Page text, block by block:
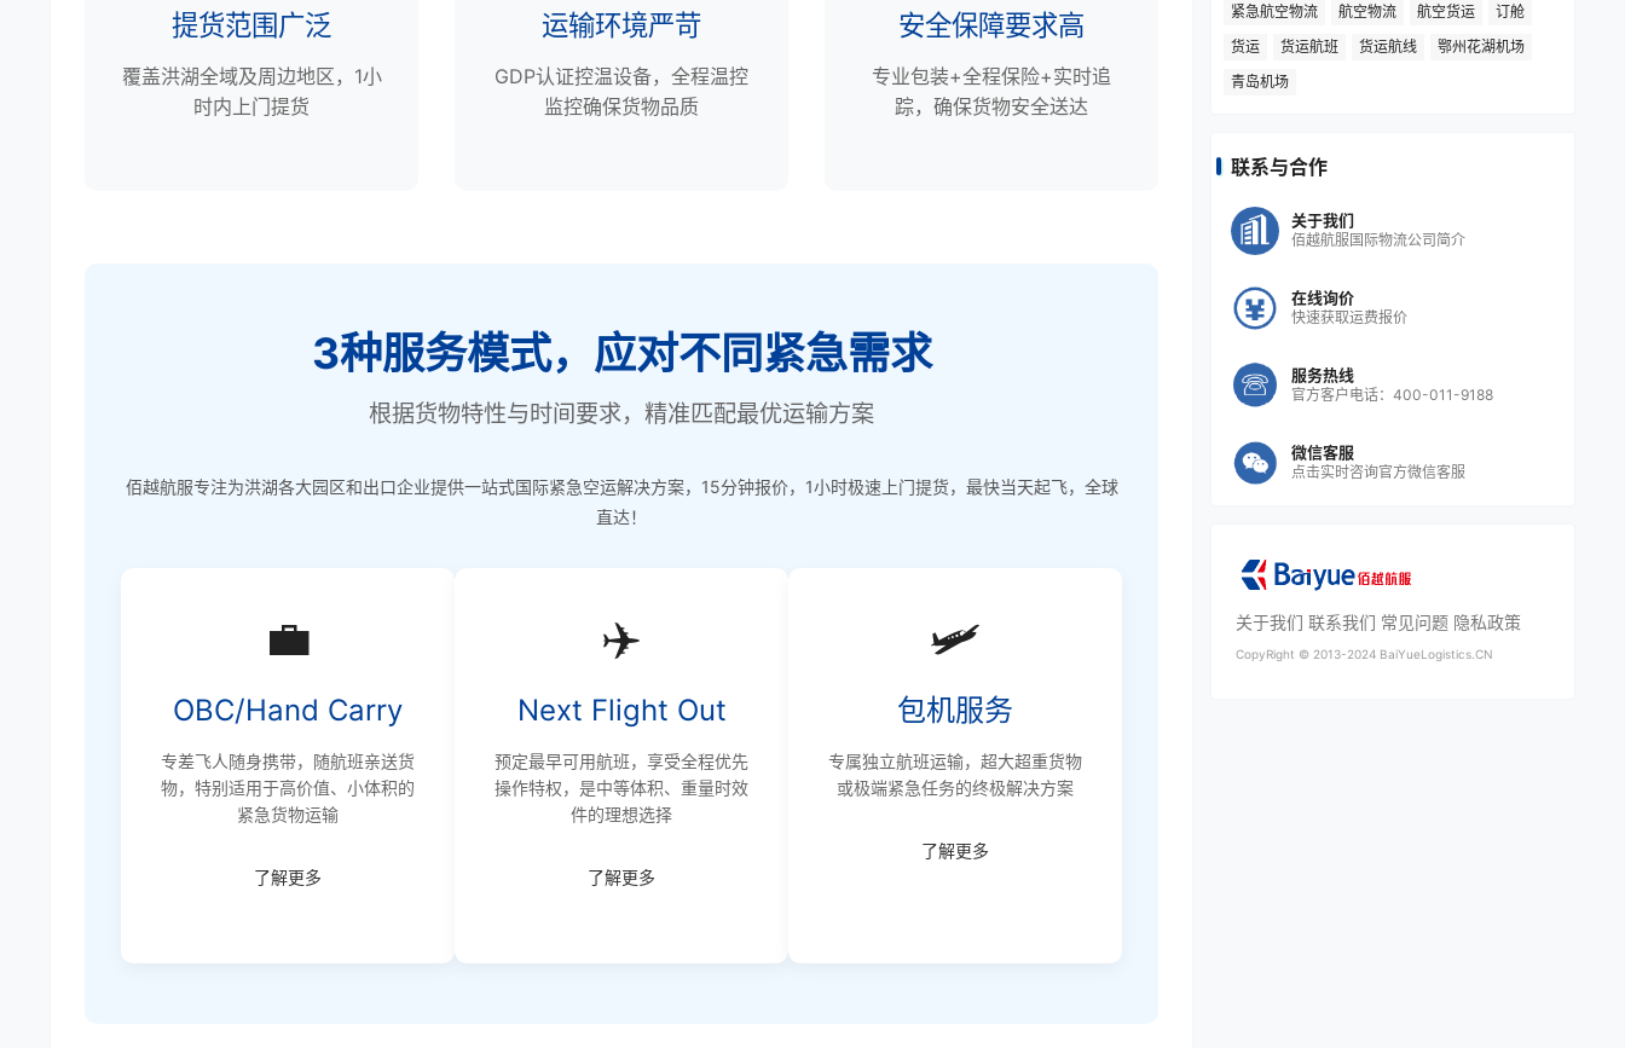
提货范围广泛
覆盖洪湖全域及周边地区，1小
时内上门提货
运输环境严苛
GDP认证控温设备，全程温控
监控确保货物品质
安全保障要求高
专业包装+全程保险+实时追
踪，确保货物安全送达
3种服务模式，应对不同紧急需求
根据货物特性与时间要求，精准匹配最优运输方案
佰越航服专注为洪湖各大园区和出口企业提供一站式国际紧急空运解决方案，15分钟报价，1小时极速上门提货，最快当天起飞，全球
直达！
💼
OBC/Hand Carry
专差飞人随身携带，随航班亲送货
物，特别适用于高价值、小体积的
紧急货物运输
了解更多
✈️
Next Flight Out
预定最早可用航班，享受全程优先
操作特权，是中等体积、重量时效
件的理想选择
了解更多
🛩️
包机服务
专属独立航班运输，超大超重货物
或极端紧急任务的终极解决方案
了解更多
紧急航空物流
航空物流 航空货运
订舱
货运
货运航班 货运航线
鄂州花湖机场
青岛机场
联系与合作
关于我们
佰越航服国际物流公司简介
在线询价
快速获取运费报价
服务热线
官方客户电话：400-011-9188
微信客服
点击实时咨询官方微信客服
关于我们 联系我们 常见问题 隐私政策
CopyRight © 2013-2024 BaiYueLogistics.CN